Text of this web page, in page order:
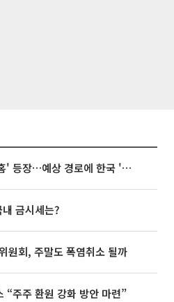
태풍 '돌핀' 이어 '찬홈' 등장…예상 경로에 한국 '한숨'
금시세는?
원회, 주말도 폭염취소 될까
“주주 환원 강화 방안 마련”